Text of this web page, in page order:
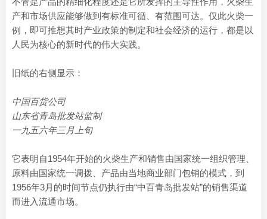
产和市场供应能够做到有标准可循、有范围可达。仅此火柴一
例，即可推想其时产业政策的制定和社会经济的运行，都是以
人民为核心的新时代的伟大实践。
旧纸的右侧显示：
中国百货公司
山东省青岛批发站监制
一九五六年三月上旬
它表明自1954年开始的火柴生产和销售由国家统一组织管理、
原料由国家统一调拨、产品由当地商业部门包销的模式，到
1956年3月的时间节点仍执行由“中百青岛批发站”的销售渠道
而进入流通市场。